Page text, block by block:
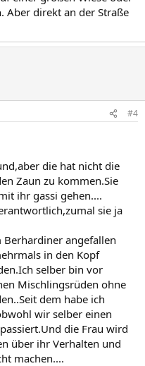
Aber direkt an der Straße
#4
die hat nicht die
Zaun zu kommen.Sie
ihr gassi gehen....
sie ja
angefallen
in den Kopf
selber bin vor
Mischlingsrüden ohne
dem habe ich
wir selber einen
die Frau wird
über ihr Verhalten und
machen....